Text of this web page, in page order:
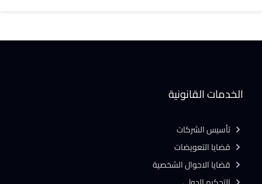
الخدمات القانونية
تأسيس الشركات
قضايا التعويضات
قضايا الاحوال الشخصية